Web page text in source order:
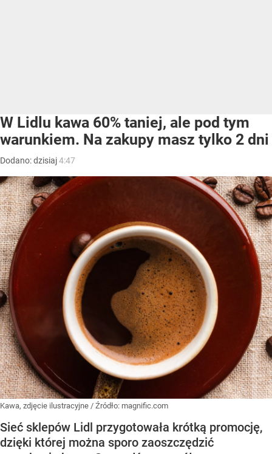
W Lidlu kawa 60% taniej, ale pod tym
warunkiem. Na zakupy masz tylko 2 dni
Dodano:dzisiaj4:47
Kawa, zdjęcie ilustracyjne / Źródło: magnific.com
Sieć sklepów Lidl przygotowała krótką promocję,
dzięki której można sporo zaoszczędzić